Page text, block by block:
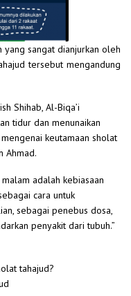
yang sangat dianjurkan oleh
tersebut mengandung
Shihab, Al-Biqa’i
tidur dan menunaikan
keutamaan sholat
Ahmad.
adalah kebiasaan
cara untuk
sebagai penebus dosa,
penyakit dari tubuh.”
tahajud?